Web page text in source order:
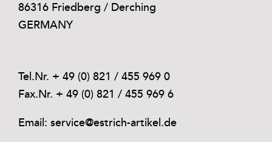
86316 Friedberg / Derching
GERMANY
Tel.Nr. + 49 (0) 821 / 455 969 0
Fax.Nr. + 49 (0) 821 / 455 969 6
Email: service@estrich-artikel.de